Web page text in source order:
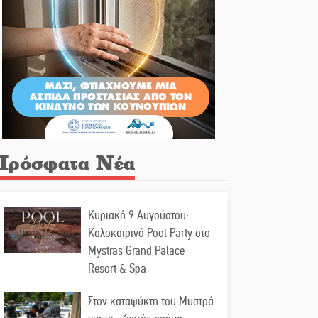
Νέα
Κυριακή 9 Αυγούστου:
Καλοκαιρινό Pool Party στο
Mystras Grand Palace
Resort & Spa
Στον καταψύκτη του Μυστρά